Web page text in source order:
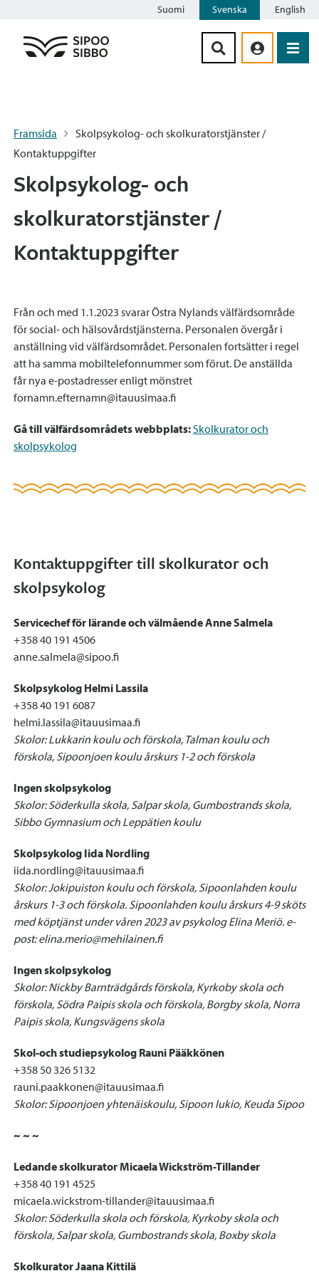
Suomi Svenska English
Framsida
Skolpsykolog- och skolkuratorstjänster /
Kontaktuppgifter
Skolpsykolog- och
skolkuratorstjänster /
Kontaktuppgifter
Från och med 1.1.2023 svarar Östra Nylands välfärdsområde
för social- och hälsovårdstjänsterna. Personalen övergår i
anställning vid välfärdsområdet. Personalen fortsätter i regel
att ha samma mobiltelefonnummer som förut. De anställda
får nya e-postadresser enligt mönstret
fornamn.efternamn@itauusimaa.fi
Gå till välfärdsområdets webbplats:Skolkurator och
skolpsykolog
Kontaktuppgifter till skolkurator och
skolpsykolog
Servicechef för lärande och välmående Anne Salmela
+358 40 191 4506
anne.salmela@sipoo.fi
Skolpsykolog Helmi Lassila
+358 40 191 6087
helmi.lassila@itauusimaa.fi
Skolor: Lukkarin koulu och förskola, Talman koulu och
förskola, Sipoonjoen koulu årskurs 1-2 och förskola
Ingen skolpsykolog
Skolor: Söderkulla skola, Salpar skola, Gumbostrands skola,
Sibbo Gymnasium och Leppätien koulu
Skolpsykolog Iida Nordling
iida.nordling@itauusimaa.fi
Skolor: Jokipuiston koulu och förskola, Sipoonlahden koulu
årskurs 1-3 och förskola. Sipoonlahden koulu årskurs 4-9 sköts
med köptjänst under våren 2023 av psykolog Elina Meriö. e-
post: elina.merio@mehilainen.fi
Ingen skolpsykolog
Skolor: Nickby Barnträdgårds förskola, Kyrkoby skola och
förskola, Södra Paipis skola och förskola, Borgby skola, Norra
Paipis skola, Kungsvägens skola
Skol-och studiepsykolog Rauni Pääkkönen
+358 50 326 5132
rauni.paakkonen@itauusimaa.fi
Skolor: Sipoonjoen yhtenäiskoulu, Sipoon lukio, Keuda Sipoo
~ ~ ~
Ledande skolkurator Micaela Wickström-Tillander
+358 40 191 4525
micaela.wickstrom-tillander@itauusimaa.fi
Skolor: Söderkulla skola och förskola, Kyrkoby skola och
förskola, Salpar skola, Gumbostrands skola, Boxby skola
Skolkurator Jaana Kittilä